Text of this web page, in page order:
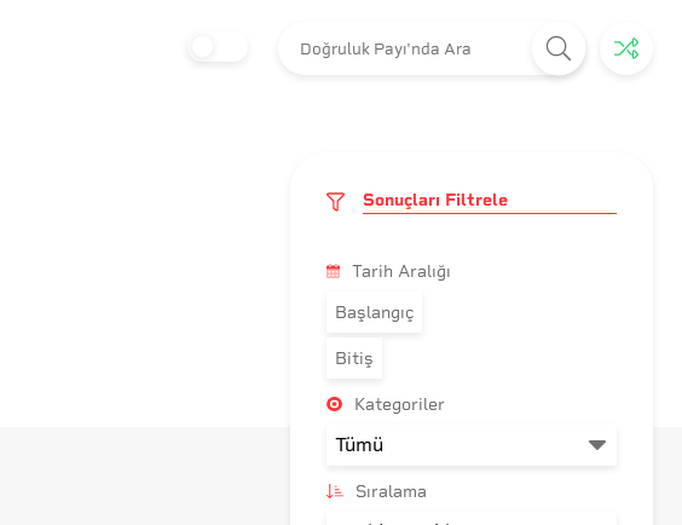
Sonuçları Filtrele
Tarih Aralığı
Başlangıç
Bitiş
Kategoriler
Sıralama